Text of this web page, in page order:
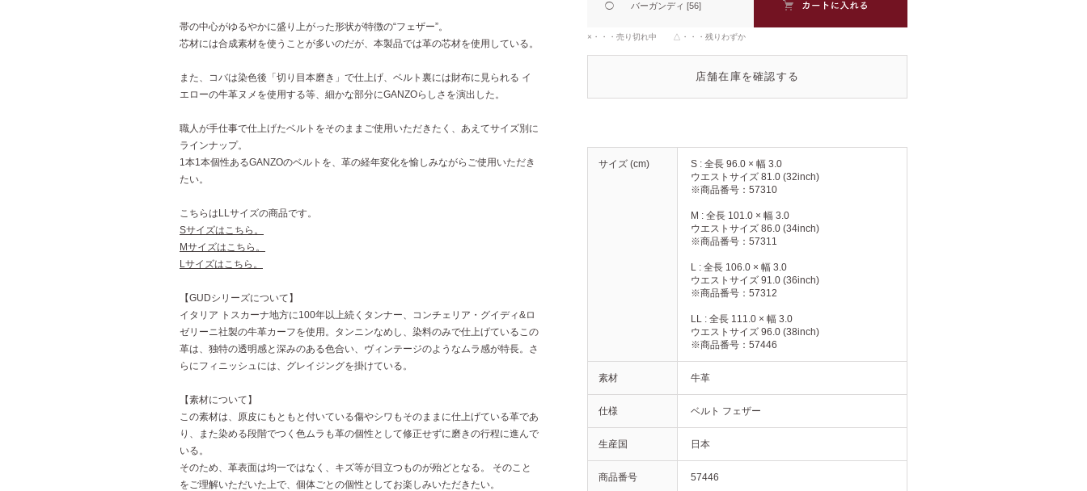
帯の中心がゆるやかに盛り上がった形状が特徴の“フェザー”。
芯材には合成素材を使うことが多いのだが、本製品では革の芯材を使用している。
また、コバは染色後「切り目本磨き」で仕上げ、ベルト裏には財布に見られる イ
エローの牛革ヌメを使用する等、細かな部分にGANZOらしさを演出した。
職人が手仕事で仕上げたベルトをそのままご使用いただきたく、あえてサイズ別に
ラインナップ。
1本1本個性あるGANZOのベルトを、革の経年変化を愉しみながらご使用いただき
たい。
こちらはLLサイズの商品です。
Sサイズはこちら。
Mサイズはこちら。
Lサイズはこちら。
【GUDシリーズについて】
イタリア トスカーナ地方に100年以上続くタンナー、コンチェリア・グイディ&ロ
ゼリーニ社製の牛革カーフを使用。タンニンなめし、染料のみで仕上げているこの
革は、独特の透明感と深みのある色合い、ヴィンテージのようなムラ感が特長。さ
らにフィニッシュには、グレイジングを掛けている。
【素材について】
この素材は、原皮にもともと付いている傷やシワもそのままに仕上げている革であ
り、また染める段階でつく色ムラも革の個性として修正せずに磨きの行程に進んで
いる。
そのため、革表面は均一ではなく、キズ等が目立つものが殆どとなる。 そのこと
をご理解いただいた上で、個体ごとの個性としてお楽しみいただきたい。
◯ バーガンディ [56]
×・・・売り切れ中 △・・・残りわずか
店舗在庫を確認する
サイズ (cm)
S : 全長 96.0 × 幅 3.0
ウエストサイズ 81.0 (32inch)
※商品番号：57310
M : 全長 101.0 × 幅 3.0
ウエストサイズ 86.0 (34inch)
※商品番号：57311
L : 全長 106.0 × 幅 3.0
ウエストサイズ 91.0 (36inch)
※商品番号：57312
LL : 全長 111.0 × 幅 3.0
ウエストサイズ 96.0 (38inch)
※商品番号：57446
素材 牛革
仕様 ベルト フェザー
生産国 日本
商品番号 57446